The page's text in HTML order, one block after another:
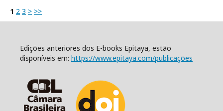
1 2 3 > >>
Edições anteriores dos E-books Epitaya, estão
disponíveis em: https://www.epitaya.com/publicações